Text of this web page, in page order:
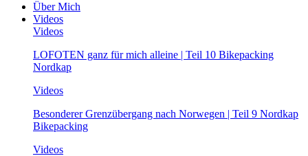
Über Mich
Videos
Videos
LOFOTEN ganz für mich alleine | Teil 10 Bikepacking
Nordkap
Videos
Besonderer Grenzübergang nach Norwegen | Teil 9 Nordkap
Bikepacking
Videos